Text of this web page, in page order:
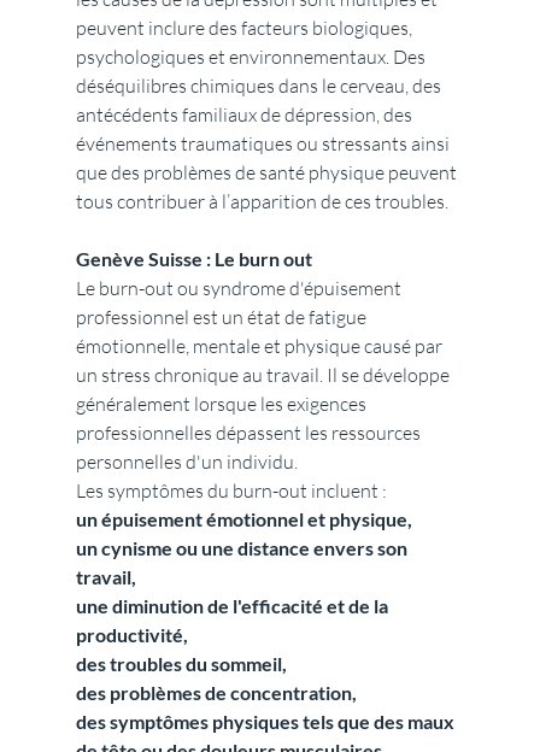
peuvent inclure des facteurs biologiques,
psychologiques et environnementaux. Des
déséquilibres chimiques dans le cerveau, des
antécédents familiaux de dépression, des
événements traumatiques ou stressants ainsi
que des problèmes de santé physique peuvent
tous contribuer à l’apparition de ces troubles.
Genève Suisse : Le burn out
Le burn-out ou syndrome d'épuisement
professionnel est un état de fatigue
émotionnelle, mentale et physique causé par
un stress chronique au travail. Il se développe
généralement lorsque les exigences
professionnelles dépassent les ressources
personnelles d'un individu.
Les symptômes du burn-out incluent :
un épuisement émotionnel et physique,
un cynisme ou une distance envers son
travail,
une diminution de l'efficacité et de la
productivité,
des troubles du sommeil,
des problèmes de concentration,
des symptômes physiques tels que des maux